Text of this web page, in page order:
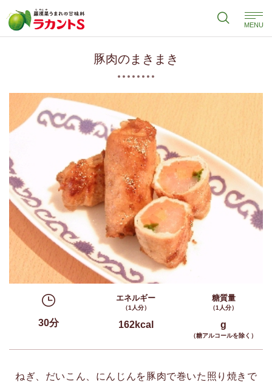
MENU
豚肉のまきまき
30分
エネルギー
（1人分）
162kcal
糖質量
（1人分）
g
（糖アルコールを除く）
ねぎ、だいこん、にんじんを豚肉で巻いた照り焼きで